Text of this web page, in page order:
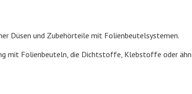
Düsen und Zubehörteile mit Folienbeutelsystemen.
mit Folienbeuteln, die Dichtstoffe, Klebstoffe oder